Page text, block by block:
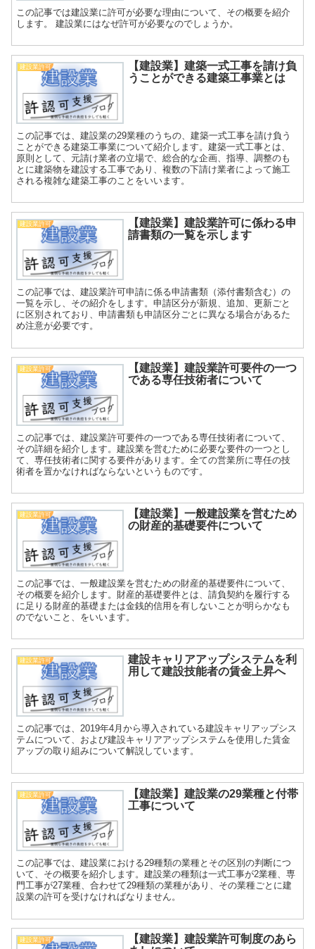
この記事では建設業に許可が必要な理由について、その概要を紹介
します。 建設業にはなぜ許可が必要なのでしょうか。
建設業許可
【建設業】建築一式工事を請け負
うことができる建築工事業とは
この記事では、建設業の29業種のうちの、建築一式工事を請け負う
ことができる建築工事業について紹介します。建築一式工事とは、
原則として、元請け業者の立場で、総合的な企画、指導、調整のも
とに建築物を建設する工事であり、複数の下請け業者によって施工
される複雑な建築工事のことをいいます。
建設業許可
【建設業】建設業許可に係わる申
請書類の一覧を示します
この記事では、建設業許可申請に係る申請書類（添付書類含む）の
一覧を示し、その紹介をします。申請区分が新規、追加、更新ごと
に区別されており、申請書類も申請区分ごとに異なる場合があるた
め注意が必要です。
建設業許可
【建設業】建設業許可要件の一つ
である専任技術者について
この記事では、建設業許可要件の一つである専任技術者について、
その詳細を紹介します。建設業を営むために必要な要件の一つとし
て、専任技術者に関する要件があります。全ての営業所に専任の技
術者を置かなければならないというものです。
建設業許可
【建設業】一般建設業を営むため
の財産的基礎要件について
この記事では、一般建設業を営むための財産的基礎要件について、
その概要を紹介します。財産的基礎要件とは、請負契約を履行する
に足りる財産的基礎または金銭的信用を有しないことが明らかなも
のでないこと、をいいます。
建設業許可
建設キャリアアップシステムを利
用して建設技能者の賃金上昇へ
この記事では、2019年4月から導入されている建設キャリアップシス
テムについて、および建設キャリアアップシステムを使用した賃金
アップの取り組みについて解説しています。
建設業許可
【建設業】建設業の29業種と付帯
工事について
この記事では、建設業における29種類の業種とその区別の判断につ
いて、その概要を紹介します。建設業の種類は一式工事が2業種、専
門工事が27業種、合わせて29種類の業種があり、その業種ごとに建
設業の許可を受けなければなりません。
建設業許可
【建設業】建設業許可制度のあら